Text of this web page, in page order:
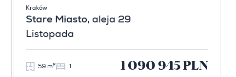
Kraków
Stare Miasto, aleja 29
Listopada
59 m2 1 1 090 945 PLN